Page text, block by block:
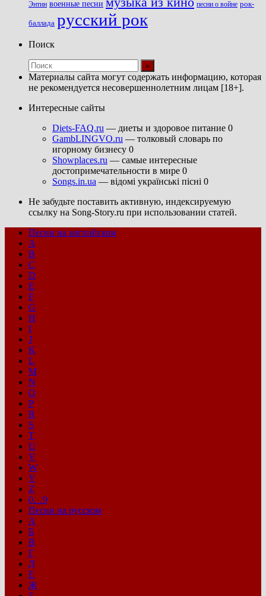
Энтин военные песни песни о войне рок-
баллада русский рок
Поиск
Материалы сайта могут содержать информацию, которая
не рекомендуется несовершеннолетним лицам [18+].
Интересные сайты
Diets-FAQ.ru — диеты и здоровое питание 0
GambLINGVO.ru — толковый словарь по
игорному бизнесу 0
Showplaces.ru — самые интересные
достопримечательности в мире 0
Songs.in.ua — відомі українські пісні 0
Не забудьте поставить активную, индексируемую
ссылку на Song-Story.ru при использовании статей.
Песни на английском
A
B
C
D
E
F
G
H
I
J
K
L
M
N
O
P
R
S
T
U
V
W
Y
Z
0…9
Песни на русском
А
Б
В
Г
Д
Е
Ж